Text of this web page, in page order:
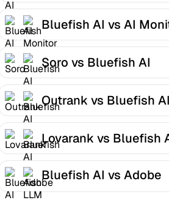
Bluefish AI vs AI
Soro vs Bluefish AI
Outrank vs Bluefish AI
Lovarank vs Bluefish
Bluefish AI vs Adobe
LLM Optimizer